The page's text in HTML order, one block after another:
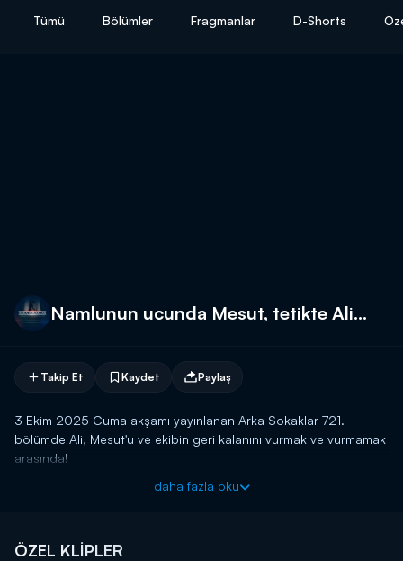
Tümü Bölümler Fragmanlar D-Shorts
Namlunun ucunda Mesut, tetikte Ali...
Takip Et Kaydet Paylaş
3 Ekim 2025 Cuma akşamı yayınlanan Arka Sokaklar 721.
bölümde Ali, Mesut'u ve ekibin geri kalanını vurmak ve vurmamak
arasında!
Arka Sokaklar yeni bölümüyle cuma akşamı 20.00'da Kanal
daha fazla oku
ÖZEL KLİPLER